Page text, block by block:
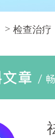
检查治疗